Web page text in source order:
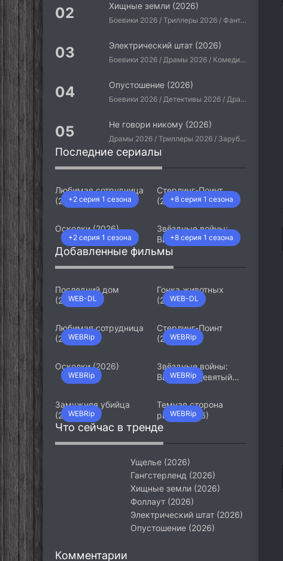
Хищные земли (2026)
Боевики 2026 / Триллеры 2026 / Фантастические 2026 / Зарубежные фильмы 2026 / Американские фильмы / Фильмы 2026
Электрический штат (2026)
Боевики 2026 / Драмы 2026 / Комедии 2026 / Приключения 2026 / Фантастические 2026 / Зарубежные фильмы 2026 / Американские фильмы / Фильмы 2026
Опустошение (2026)
Боевики 2026 / Детективы 2026 / Драмы 2026 / Криминальные фильмы 2026 / Триллеры 2026 / Зарубежные фильмы 2026 / Американские фильмы / Фильмы 2026
Не говори никому (2026)
Драмы 2026 / Триллеры 2026 / Зарубежные фильмы 2026 / Американские фильмы / Фильмы 2026
Последние сериалы
+2 серия 1 сезона
Любимая сотрудница
(2026)
+8 серия 1 сезона
Стерлинг-Поинт
(2026)
+2 серия 1 сезона
Осколки (2026)
+8 серия 1 сезона
Звёздные войны:
Видения. Девятый
джедай (2026)
Добавленные фильмы
WEB-DL
Последний дом
(2026)
WEB-DL
Гонка животных
(2026)
WEBRip
Любимая сотрудница
(2026)
WEBRip
Стерлинг-Поинт
(2026)
WEBRip
Осколки (2026)
WEBRip
Звёздные войны:
Видения. Девятый
WEBRip
Замужняя убийца
(2026)
WEBRip
Темная сторона
ринга (2026)
Что сейчас в тренде
Ущелье (2026)
Гангстерленд (2026)
Хищные земли (2026)
Фоллаут (2026)
Электрический штат (2026)
Опустошение (2026)
Комментарии